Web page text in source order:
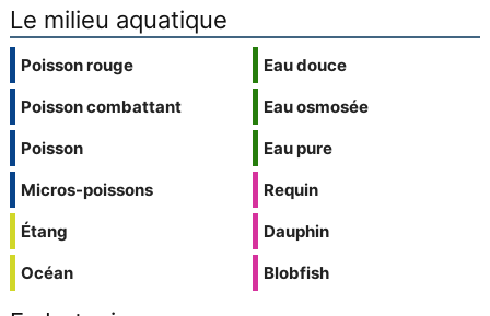
Le milieu aquatique
Poisson rouge
Poisson combattant
Poisson
Micros-poissons
Étang
Océan
Eau douce
Eau osmosée
Eau pure
Requin
Dauphin
Blobfish